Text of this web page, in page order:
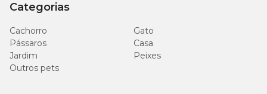
Categorias
Cachorro
Gato
Pássaros
Casa
Jardim
Peixes
Outros pets